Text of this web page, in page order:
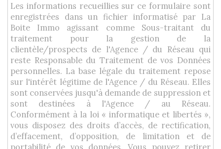
Les informations recueillies sur ce formulaire sont
enregistrées dans un fichier informatisé par La
Boite Immo agissant comme Sous-traitant du
traitement pour la gestion de la
clientèle/prospects de l'Agence / du Réseau qui
reste Responsable du Traitement de vos Données
personnelles. La base légale du traitement repose
sur l'intérêt légitime de l'Agence / du Réseau. Elles
sont conservées jusqu'à demande de suppression et
sont destinées à l'Agence / au Réseau.
Conformément à la loi « informatique et libertés »,
vous disposez des droits d’accès, de rectification,
d’effacement, d’opposition, de limitation et de
portabilité de vos données. Vous pouvez retirer